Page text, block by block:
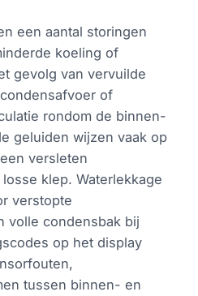
een aantal storingen
koeling of
gevolg van vervuilde
of
rondom de binnen-
geluiden wijzen vaak op
versleten
klep. Waterlekkage
verstopte
volle condensbak bij
op het display
tussen binnen- en